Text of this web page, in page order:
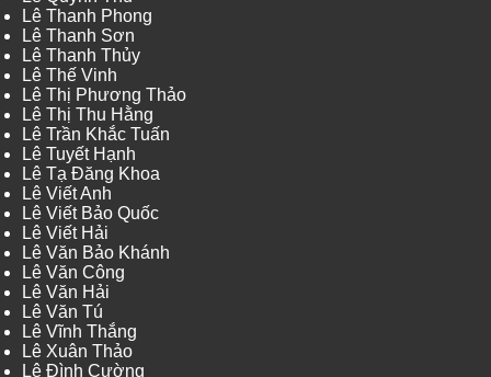
Lê Thanh Phong
Lê Thanh Sơn
Lê Thanh Thủy
Lê Thế Vinh
Lê Thị Phương Thảo
Lê Thị Thu Hằng
Lê Trần Khắc Tuấn
Lê Tuyết Hạnh
Lê Tạ Đăng Khoa
Lê Viết Anh
Lê Viết Bảo Quốc
Lê Viết Hải
Lê Văn Bảo Khánh
Lê Văn Công
Lê Văn Hải
Lê Văn Tú
Lê Vĩnh Thắng
Lê Xuân Thảo
Lê Đình Cường